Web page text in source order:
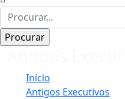
Início
Antigos Executivos